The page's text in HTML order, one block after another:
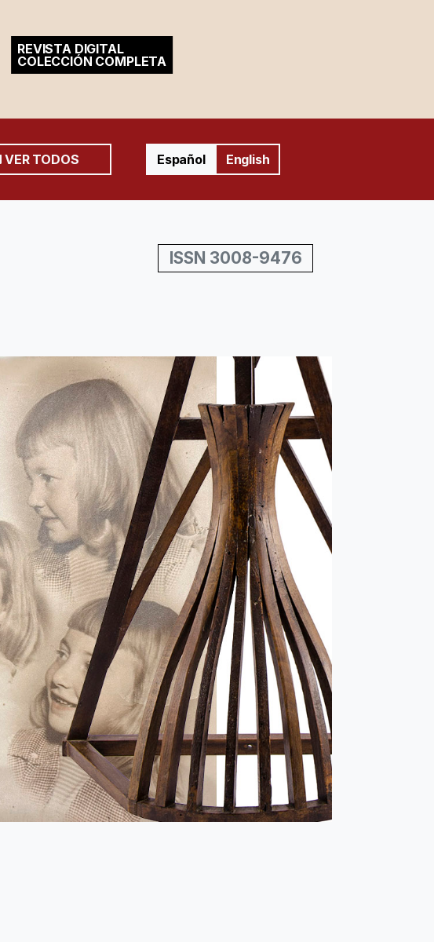
REVISTA DIGITAL
COLECCIÓN COMPLETA
VER TODOS Español English
ISSN 3008-9476